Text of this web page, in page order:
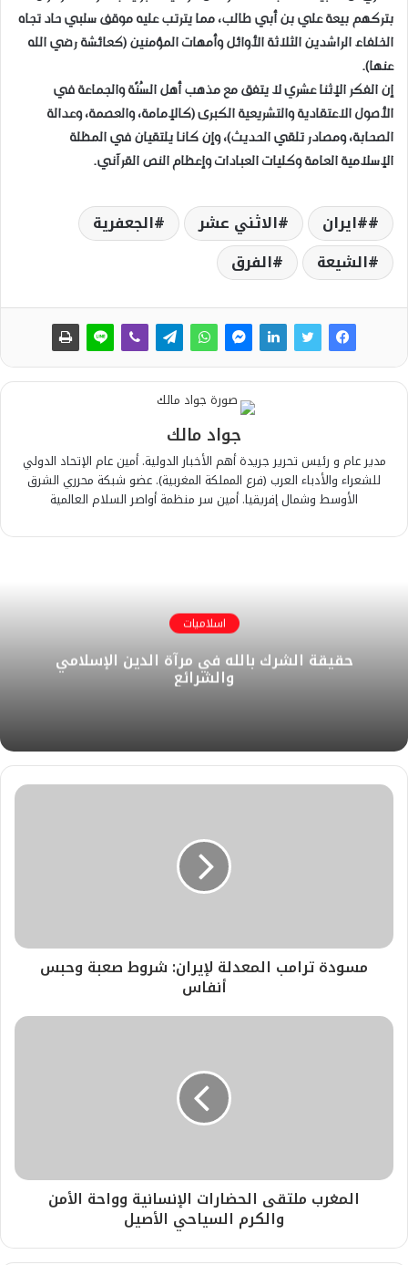
بتركهم بيعة علي بن أبي طالب، مما يترتب عليه موقف سلبي حاد تجاه
الخلفاء الراشدين الثلاثة الأوائل وأمهات المؤمنين (كعائشة رضي الله
عنها).
​إن الفكر الإثنا عشري لا يتفق مع مذهب أهل السُنّة والجماعة في
الأصول الاعتقادية والتشريعية الكبرى (كالإمامة، والعصمة، وعدالة
الصحابة، ومصادر تلقي الحديث)، وإن كانا يلتقيان في المظلة
الإسلامية العامة وكليات العبادات وإعظام النص القرآني.
#ايران الاثني عشر
الجعفرية
الشيعة
الفرق
جواد مالك
مدير عام و رئيس تحرير جريدة أهم الأخبار الدولية. أمين عام الإتحاد الدولي
للشعراء والأدباء العرب (فرع المملكة المغربية). عضو شبكة محرري الشرق
الأوسط وشمال إفريقيا. أمين سر منظمة أواصر السلام العالمية
اسلاميات
حقيقة الشرك بالله في مرآة الدين الإسلامي
والشرائع
مسودة ترامب المعدلة لإيران: شروط صعبة وحبس
أنفاس
المغرب ملتقى الحضارات الإنسانية وواحة الأمن
والكرم السياحي الأصيل